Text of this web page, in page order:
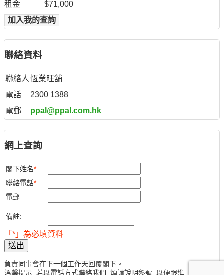
租金
$71,000
加入我的查詢
聯絡資料
聯絡人 恆業旺舖
電話
2300 1388
電郵
ppal@ppal.com.hk
網上查詢
閣下姓名*:
聯絡電話*:
電郵:
備註:
「*」為必填資料
送出
負責同事會在下一個工作天回覆閣下。
溫馨提示: 若以電話方式聯絡我們, 煩請說明盤號, 以便跟進, 謝謝。